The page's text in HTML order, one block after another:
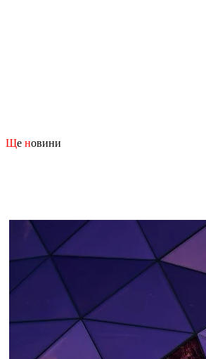
Ще новини